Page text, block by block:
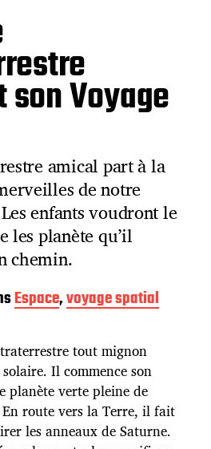
son Voyage
amical part à la
de notre
enfants voudront le
les planète qu’il
chemin.
Espace,voyage spatial
tout mignon
Il commence son
planète verte pleine de
route vers la Terre, il fait
les anneaux de Saturne.